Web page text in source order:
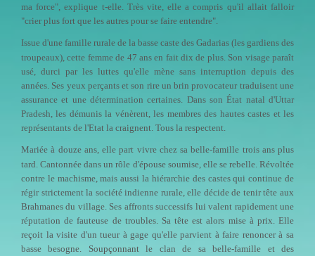
ma force", explique t-elle. Très vite, elle a compris qu'il allait falloir
"crier plus fort que les autres pour se faire entendre".
Issue d'une famille rurale de la basse caste des Gadarias (les gardiens des
troupeaux), cette femme de 47 ans en fait dix de plus. Son visage paraît
usé, durci par les luttes qu'elle mène sans interruption depuis des
années. Ses yeux perçants et son rire un brin provocateur traduisent une
assurance et une détermination certaines. Dans son État natal d'Uttar
Pradesh, les démunis la vénèrent, les membres des hautes castes et les
représentants de l'Etat la craignent. Tous la respectent.
Mariée à douze ans, elle part vivre chez sa belle-famille trois ans plus
tard. Cantonnée dans un rôle d'épouse soumise, elle se rebelle. Révoltée
contre le machisme, mais aussi la hiérarchie des castes qui continue de
régir strictement la société indienne rurale, elle décide de tenir tête aux
Brahmanes du village. Ses affronts successifs lui valent rapidement une
réputation de fauteuse de troubles. Sa tête est alors mise à prix. Elle
reçoit la visite d'un tueur à gage qu'elle parvient à faire renoncer à sa
basse besogne. Soupçonnant le clan de sa belle-famille et des